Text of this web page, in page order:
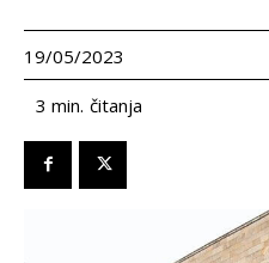
19/05/2023
3 min. čitanja